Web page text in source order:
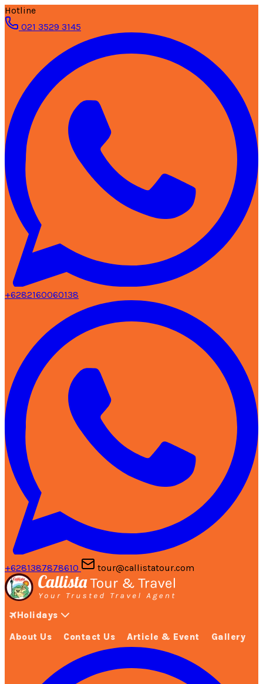
Hotline
021 3529 3145
+6282160060138
+6281387878610 tour@callistatour.com
Holidays
About Us Contact Us Article & Event Gallery